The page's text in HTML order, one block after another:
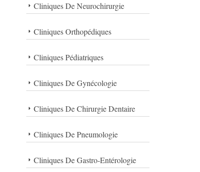
Cliniques De Neurochirurgie
Cliniques Orthopédiques
Cliniques Pédiatriques
Cliniques De Gynécologie
Cliniques De Chirurgie Dentaire
Cliniques De Pneumologie
Cliniques De Gastro-Entérologie